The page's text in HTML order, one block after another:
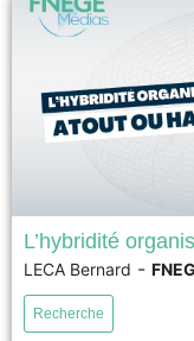
voir
17ème Prix académique
Conseil 2026 – Meilleur
a examiné comment les
L’hybridité
LECA Bernard -
Recherche